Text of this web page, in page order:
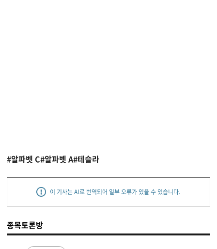
#알파벳 C#알파벳 A#테슬라
이 기사는 AI로 번역되어 일부 오류가 있을 수 있습니다.
종목토론방